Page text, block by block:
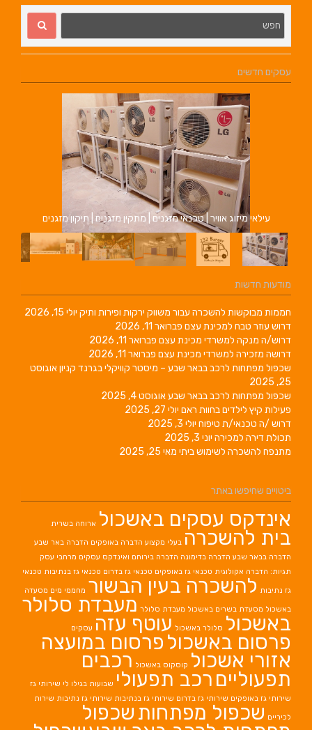
עסקים חדשים
עילאי מיזוג אוויר | טכנאי מזגנים | מתקין מזגנים | תיקון מזגנים
מודעות חדשות
חממות מבוקשות להשכרה עבור משווק ירקות ופירות ותיק יולי 15, 2026
דרוש עוזר טבח למכינת עצם פברואר 11, 2026
דרוש/ה מנקה למשרדי מכינת עצם פברואר 11, 2026
דרושה מזכירה למשרדי מכינת עצם פברואר 11, 2026
שכפול מפתחות לרכב בבאר שבע – מיסטר קוויקלי בגרנד קניוןאוגוסט
25, 2025
שכפול מפתחות לרכב בבאר שבעאוגוסט 4, 2025
פעילות קיץ לילדים בחוות ראם יולי 27, 2025
דרוש /ה טכנאי/ת טיפוח יולי 3, 2025
תכולת דירה למכירה יוני 3, 2025
מתנפח להשכרה לשימוש ביתי מאי 25, 2025
ביטויים שחיפשו באתר
אינדקס עסקים באשכול ארוחה בשרית
בית להשכרה בעלי מקצוע הדברה באופקים הדברה באר שבע
הדברה בבאר שבע הדברה בדימונה הדברה בירוחם ואינדקס עסקים מרחבי עסק
תגיות: הדברה אקולוגית טכנאי גז באופקים טכנאי גז בדרום טכנאי גז בנתיבות טכנאי
גז נתיבות להשכרה בעין הבשור מחממי מים מסעדה
באשכול מסעדת בשרים באשכול מעבדת סלולר מעבדת סלולר
באשכול סלולר באשכול עוטף עזה עסקים
פרסום באשכול פרסום במועצה
אזורי אשכול קוסקוס באשכול רכבים
תפעוליים רכב תפעולי שבועות בגילו לי שירותי גז
שירותי גז באופקים שירותי גז בדרום שירותי גז בנתיבות שירותי גז נתיבות שירות
לכיריים שכפול מפתחות שכפול